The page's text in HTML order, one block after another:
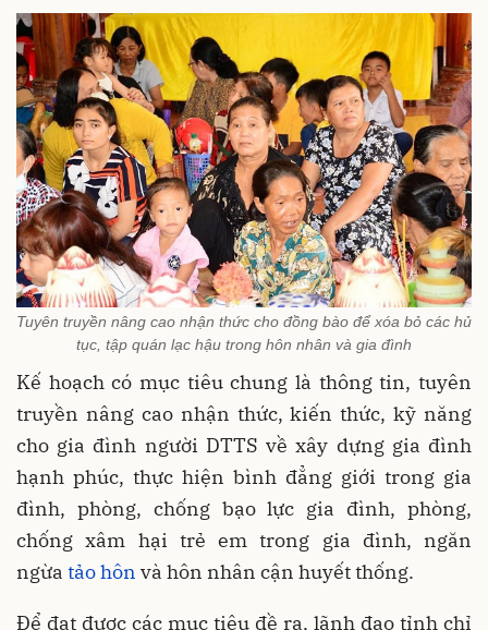
Tuyên truyền nâng cao nhận thức cho đồng bào để xóa bỏ các hủ
tục, tập quán lạc hậu trong hôn nhân và gia đình
Kế hoạch có mục tiêu chung là thông tin, tuyên
truyền nâng cao nhận thức, kiến thức, kỹ năng
cho gia đình người DTTS về xây dựng gia đình
hạnh phúc, thực hiện bình đẳng giới trong gia
đình, phòng, chống bạo lực gia đình, phòng,
chống xâm hại trẻ em trong gia đình, ngăn
ngừa tảo hôn và hôn nhân cận huyết thống.
Để đạt được các mục tiêu đề ra, lãnh đạo tỉnh chỉ